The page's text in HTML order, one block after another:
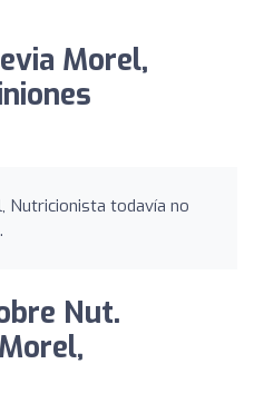
Morel,
Nutricionista todavía no
Nut.